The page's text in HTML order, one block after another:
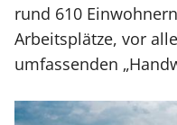
rund 610
Arbeitsplätze, vor
umfassenden